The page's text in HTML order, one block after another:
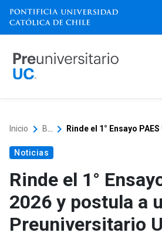
Inicio keyboard_arrow_right keyboard_arrow_right
Noticias
Rinde el 1°
2026 y postula a
Preuniversitario